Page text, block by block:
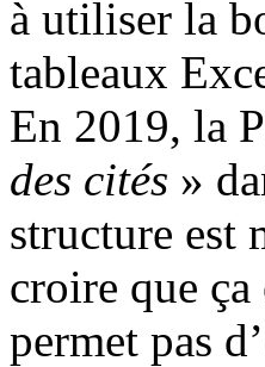
à utiliser la
tableaux
En 2019, la
des cités »
structure est
croire que ça
permet pas